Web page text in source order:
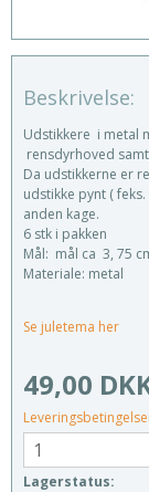
Beskrivelse:
Udstikkere i metal
rensdyrhoved
Da udstikkerne er
udstikke pynt (
anden kage.
6 stk i pakken
Mål: mål ca 3, 75
Materiale: metal
Se juletema her
49,00
Lagerstatus: